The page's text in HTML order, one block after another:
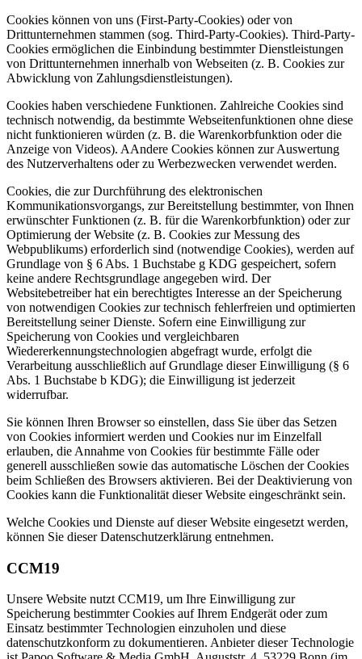
Cookies können von uns (First-Party-Cookies) oder von
Drittunternehmen stammen (sog. Third-Party-Cookies). Third-Party-
Cookies ermöglichen die Einbindung bestimmter Dienstleistungen
von Drittunternehmen innerhalb von Webseiten (z. B. Cookies zur
Abwicklung von Zahlungsdienstleistungen).
Cookies haben verschiedene Funktionen. Zahlreiche Cookies sind
technisch notwendig, da bestimmte Webseitenfunktionen ohne diese
nicht funktionieren würden (z. B. die Warenkorbfunktion oder die
Anzeige von Videos). AAndere Cookies können zur Auswertung
des Nutzerverhaltens oder zu Werbezwecken verwendet werden.
Cookies, die zur Durchführung des elektronischen
Kommunikationsvorgangs, zur Bereitstellung bestimmter, von Ihnen
erwünschter Funktionen (z. B. für die Warenkorbfunktion) oder zur
Optimierung der Website (z. B. Cookies zur Messung des
Webpublikums) erforderlich sind (notwendige Cookies), werden auf
Grundlage von § 6 Abs. 1 Buchstabe g KDG gespeichert, sofern
keine andere Rechtsgrundlage angegeben wird. Der
Websitebetreiber hat ein berechtigtes Interesse an der Speicherung
von notwendigen Cookies zur technisch fehlerfreien und optimierten
Bereitstellung seiner Dienste. Sofern eine Einwilligung zur
Speicherung von Cookies und vergleichbaren
Wiedererkennungstechnologien abgefragt wurde, erfolgt die
Verarbeitung ausschließlich auf Grundlage dieser Einwilligung (§ 6
Abs. 1 Buchstabe b KDG); die Einwilligung ist jederzeit
widerrufbar.
Sie können Ihren Browser so einstellen, dass Sie über das Setzen
von Cookies informiert werden und Cookies nur im Einzelfall
erlauben, die Annahme von Cookies für bestimmte Fälle oder
generell ausschließen sowie das automatische Löschen der Cookies
beim Schließen des Browsers aktivieren. Bei der Deaktivierung von
Cookies kann die Funktionalität dieser Website eingeschränkt sein.
Welche Cookies und Dienste auf dieser Website eingesetzt werden,
können Sie dieser Datenschutzerklärung entnehmen.
CCM19
Unsere Website nutzt CCM19, um Ihre Einwilligung zur
Speicherung bestimmter Cookies auf Ihrem Endgerät oder zum
Einsatz bestimmter Technologien einzuholen und diese
datenschutzkonform zu dokumentieren. Anbieter dieser Technologie